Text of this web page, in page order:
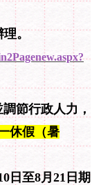
理。
節行政人力，
休假（暑
日至8月21日期